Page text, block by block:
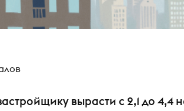
вырасти с 2,1 до 4,4